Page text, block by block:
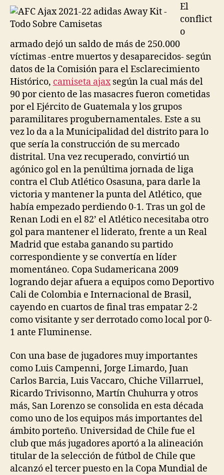
El
conflict
o
armado dejó un saldo de más de 250.000
víctimas -entre muertos y desaparecidos- según
datos de la Comisión para el Esclarecimiento
Histórico, camiseta ajaxsegún la cual más del
90 por ciento de las masacres fueron cometidas
por el Ejército de Guatemala y los grupos
paramilitares progubernamentales. Este a su
vez lo da a la Municipalidad del distrito para lo
que sería la construcción de su mercado
distrital. Una vez recuperado, convirtió un
agónico gol en la penúltima jornada de liga
contra el Club Atlético Osasuna, para darle la
victoria y mantener la punta del Atlético, que
había empezado perdiendo 0-1. Tras un gol de
Renan Lodi en el 82’ el Atlético necesitaba otro
gol para mantener el liderato, frente a un Real
Madrid que estaba ganando su partido
correspondiente y se convertía en líder
momentáneo. Copa Sudamericana 2009
logrando dejar afuera a equipos como Deportivo
Cali de Colombia e Internacional de Brasil,
cayendo en cuartos de final tras empatar 2-2
como visitante y ser derrotado como local por 0-
1 ante Fluminense.
Con una base de jugadores muy importantes
como Luis Campenni, Jorge Limardo, Juan
Carlos Barcia, Luis Vaccaro, Chiche Villarruel,
Ricardo Trivisonno, Martín Chuhurra y otros
más, San Lorenzo se consolida en esta década
como uno de los equipos más importantes del
ámbito porteño. Universidad de Chile fue el
club que más jugadores aportó a la alineación
titular de la selección de fútbol de Chile que
alcanzó el tercer puesto en la Copa Mundial de